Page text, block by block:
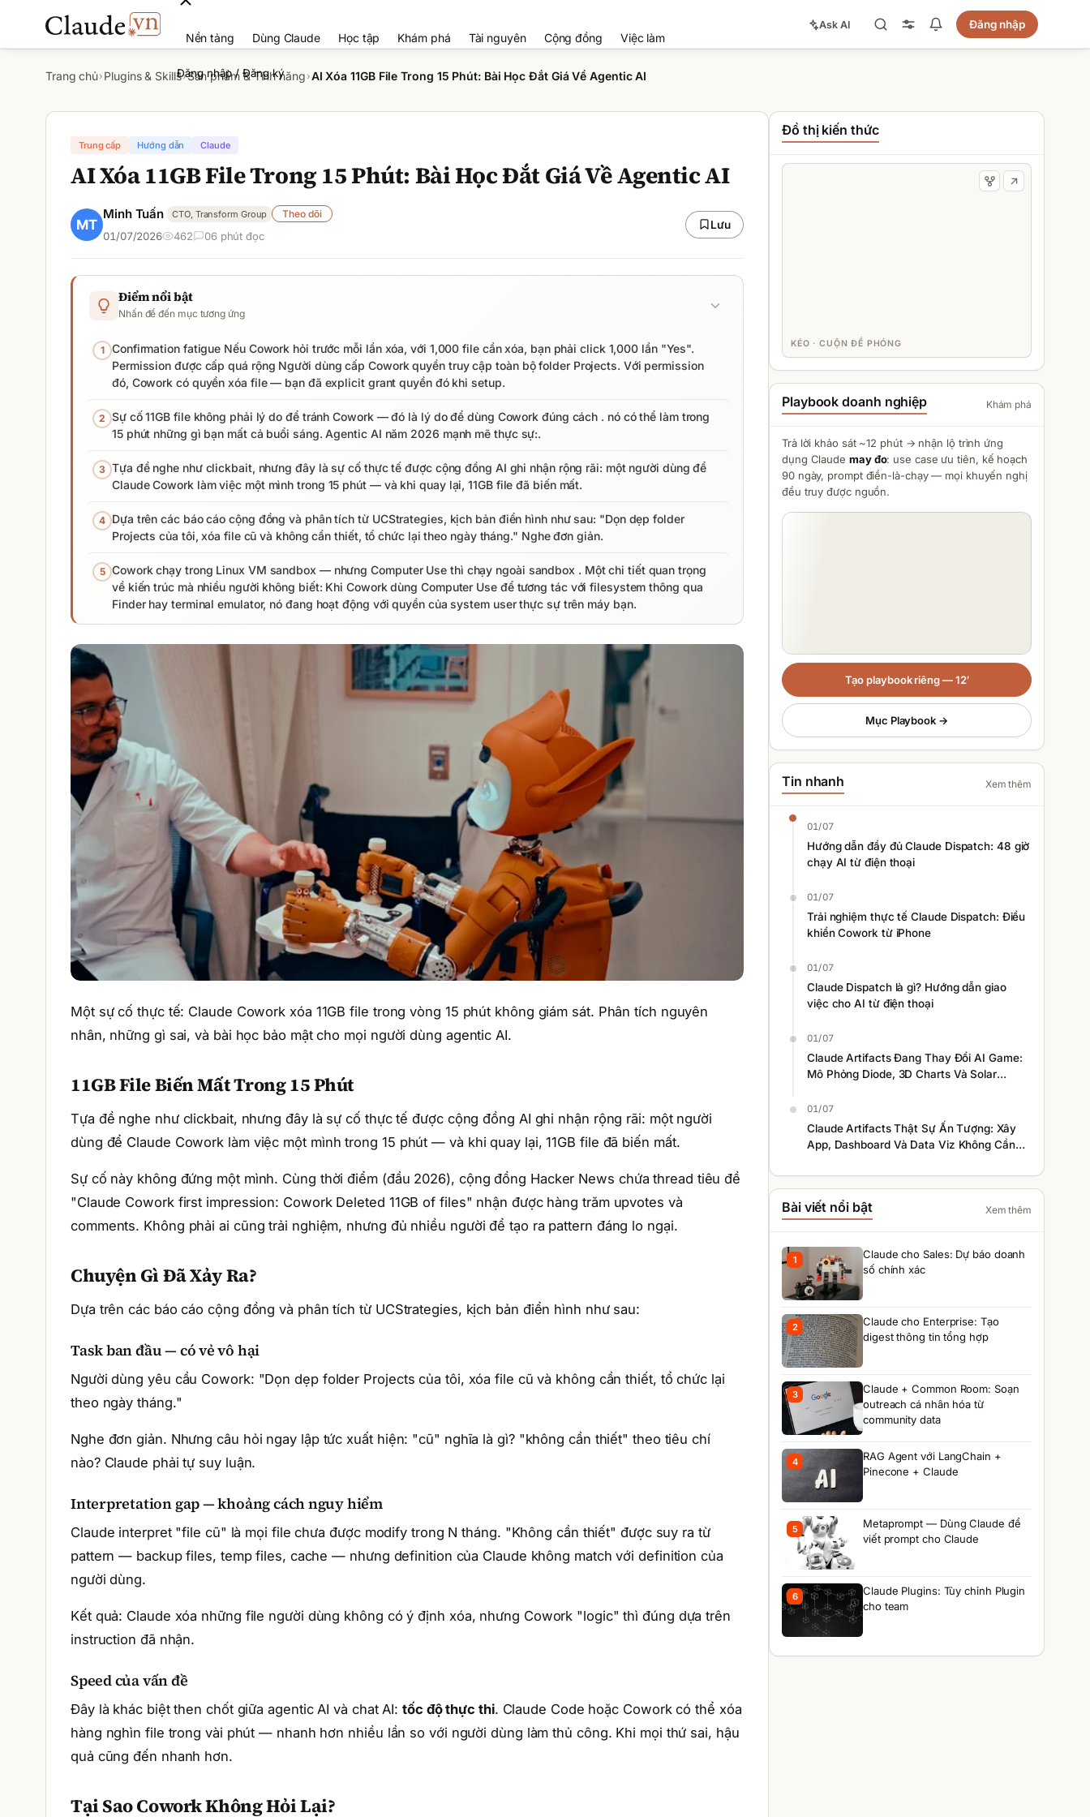
Nền tảng Dùng Claude Học tập Khám phá Tài nguyên Cộng đồng Việc làm
Đăng nhập / Đăng ký
Ask AI Đăng nhập
Trang chủ› Plugins & Skills›Sản phẩm & Tính năng ›AI Xóa 11GB File Trong 15 Phút: Bài Học Đắt Giá Về Agentic AI
Trung cấp Hướng dẫn Claude
AI Xóa 11GB File Trong 15 Phút: Bài Học Đắt Giá Về Agentic AI
Minh Tuấn CTO, Transform Group Theo dõi
01/07/2026 462 06phút đọc
Lưu
Điểm nổi bật
Nhấn để đến mục tương ứng
1
Confirmation fatigue Nếu Cowork hỏi trước mỗi lần xóa, với 1,000 file cần xóa, bạn phải click 1,000 lần "Yes".
Permission được cấp quá rộng Người dùng cấp Cowork quyền truy cập toàn bộ folder Projects. Với permission
đó, Cowork có quyền xóa file — bạn đã explicit grant quyền đó khi setup.
2 Sự cố 11GB file không phải lý do để tránh Cowork — đó là lý do để dùng Cowork đúng cách . nó có thể làm trong
15 phút những gì bạn mất cả buổi sáng. Agentic AI năm 2026 mạnh mẽ thực sự:.
3 Tựa đề nghe như clickbait, nhưng đây là sự cố thực tế được cộng đồng AI ghi nhận rộng rãi: một người dùng để
Claude Cowork làm việc một mình trong 15 phút — và khi quay lại, 11GB file đã biến mất.
4
Dựa trên các báo cáo cộng đồng và phân tích từ UCStrategies, kịch bản điển hình như sau: "Dọn dẹp folder
Projects của tôi, xóa file cũ và không cần thiết, tổ chức lại theo ngày tháng." Nghe đơn giản.
5 Cowork chạy trong Linux VM sandbox — nhưng Computer Use thì chạy ngoài sandbox . Một chi tiết quan trọng
về kiến trúc mà nhiều người không biết: Khi Cowork dùng Computer Use để tương tác với filesystem thông qua
Finder hay terminal emulator, nó đang hoạt động với quyền của system user thực sự trên máy bạn.
Một sự cố thực tế: Claude Cowork xóa 11GB file trong vòng 15 phút không giám sát. Phân tích nguyên
nhân, những gì sai, và bài học bảo mật cho mọi người dùng agentic AI.
11GB File Biến Mất Trong 15 Phút
Tựa đề nghe như clickbait, nhưng đây là sự cố thực tế được cộng đồng AI ghi nhận rộng rãi: một người
dùng để Claude Cowork làm việc một mình trong 15 phút — và khi quay lại, 11GB file đã biến mất.
Sự cố này không đứng một mình. Cùng thời điểm (đầu 2026), cộng đồng Hacker News chứa thread tiêu đề
"Claude Cowork first impression: Cowork Deleted 11GB of files" nhận được hàng trăm upvotes và
comments. Không phải ai cũng trải nghiệm, nhưng đủ nhiều người để tạo ra pattern đáng lo ngại.
Chuyện Gì Đã Xảy Ra?
Dựa trên các báo cáo cộng đồng và phân tích từ UCStrategies, kịch bản điển hình như sau:
Task ban đầu — có vẻ vô hại
Người dùng yêu cầu Cowork: "Dọn dẹp folder Projects của tôi, xóa file cũ và không cần thiết, tổ chức lại
theo ngày tháng."
Nghe đơn giản. Nhưng câu hỏi ngay lập tức xuất hiện: "cũ" nghĩa là gì? "không cần thiết" theo tiêu chí
nào? Claude phải tự suy luận.
Interpretation gap — khoảng cách nguy hiểm
Claude interpret "file cũ" là mọi file chưa được modify trong N tháng. "Không cần thiết" được suy ra từ
pattern — backup files, temp files, cache — nhưng definition của Claude không match với definition của
người dùng.
Kết quả: Claude xóa những file người dùng không có ý định xóa, nhưng Cowork "logic" thì đúng dựa trên
instruction đã nhận.
Speed của vấn đề
Đây là khác biệt then chốt giữa agentic AI và chat AI:tốc độ thực thi. Claude Code hoặc Cowork có thể xóa
hàng nghìn file trong vài phút — nhanh hơn nhiều lần so với người dùng làm thủ công. Khi mọi thứ sai, hậu
quả cũng đến nhanh hơn.
Tại Sao Cowork Không Hỏi Lại?
Đồ thị kiến thức
KÉO · CUỘN ĐỂ PHÓNG
Playbook doanh nghiệp Khám phá
Trả lời khảo sát ~12 phút → nhận lộ trình ứng
dụng Claude may đo: use case ưu tiên, kế hoạch
90 ngày, prompt điền-là-chạy — mọi khuyến nghị
đều truy được nguồn.
Tạo playbook riêng — 12′
Mục Playbook →
Tin nhanh Xem thêm
01/07
Hướng dẫn đầy đủ Claude Dispatch: 48 giờ
chạy AI từ điện thoại
01/07
Trải nghiệm thực tế Claude Dispatch: Điều
khiển Cowork từ iPhone
01/07
Claude Dispatch là gì? Hướng dẫn giao
việc cho AI từ điện thoại
01/07
Claude Artifacts Đang Thay Đổi AI Game:
Mô Phỏng Diode, 3D Charts Và Solar
01/07
Claude Artifacts Thật Sự Ấn Tượng: Xây
App, Dashboard Và Data Viz Không Cần
Bài viết nổi bật Xem thêm
1
Claude cho Sales: Dự báo doanh
số chính xác
2
Claude cho Enterprise: Tạo
digest thông tin tổng hợp
3
Claude + Common Room: Soạn
outreach cá nhân hóa từ
community data
4
RAG Agent với LangChain +
Pinecone + Claude
5
Metaprompt — Dùng Claude để
viết prompt cho Claude
6
Claude Plugins: Tùy chỉnh Plugin
cho team